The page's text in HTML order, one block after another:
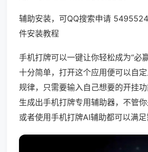
辅助安装，可QQ搜索申请
件安装教程
手机打牌可以一键让你轻松成为“必
十分简单，打开这个应用便可以自
规律，只需要输入自己想要的开挂
生成出手机打牌专用辅助器，不管
或者使用手机打牌AI辅助都可以满足